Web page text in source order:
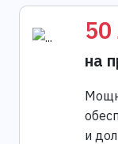
50
на
и